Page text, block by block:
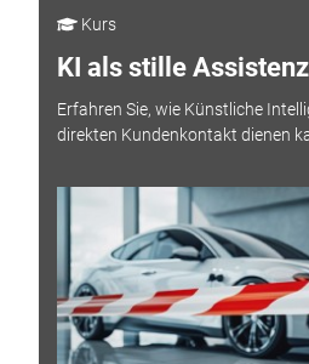
Kurs
KI als stille
Erfahren Sie, wie Künstliche
direkten Kundenkontakt dienen